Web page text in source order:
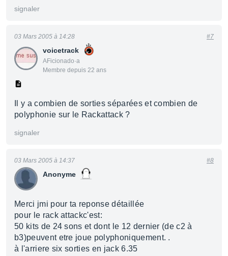
signaler
voicetrack
AFicionado·a
Membre depuis 22 ans
03 Mars 2005 à 14:28 #7
Il y a combien de sorties séparées et combien de
polyphonie sur le Rackattack ?
signaler
Anonyme
03 Mars 2005 à 14:37 #8
Merci jmi pour ta reponse détaillée
pour le rack attackc'est:
50 kits de 24 sons et dont le 12 dernier (de c2 à
b3)peuvent etre joue polyphoniquement. .
à l'arriere six sorties en jack 6.35